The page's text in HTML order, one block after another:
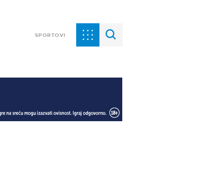
SPORTOVI